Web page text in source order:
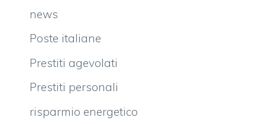
news
Poste italiane
Prestiti agevolati
Prestiti personali
risparmio energetico